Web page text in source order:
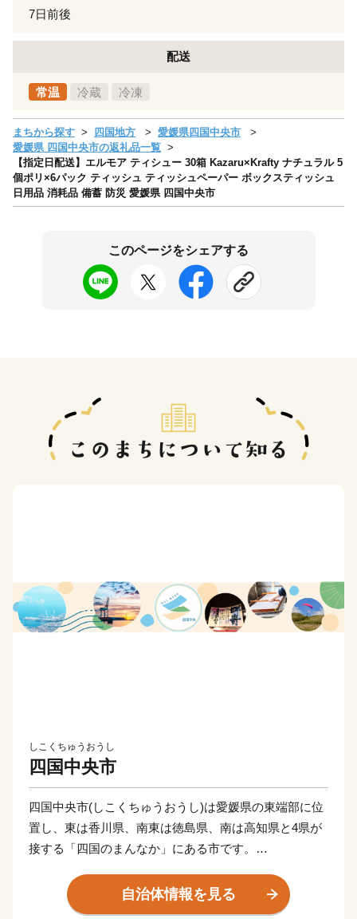
7日前後
配送
常温 冷蔵 冷凍
まちから探す 四国地方
愛媛県四国中央市
愛媛県 四国中央市の返礼品一覧
【指定日配送】エルモア ティシュー 30箱 Kazaru×Krafty ナチュラル 5
個ポリ×6パック ティッシュ ティッシュペーパー ボックスティッシュ
日用品 消耗品 備蓄 防災 愛媛県 四国中央市
このページをシェアする
しこくちゅうおうし
四国中央市
四国中央市(しこくちゅうおうし)は愛媛県の東端部に位
置し、東は香川県、南東は徳島県、南は高知県と4県が
接する「四国のまんなか」にある市です。
km、徳島市までは約100 km、大阪市へ約300 km、東京
都まで約800 kmの距離にあります。
自治体情報を見る